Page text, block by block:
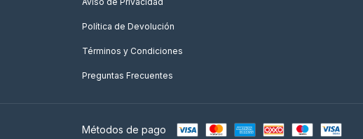
Política de Devolución
Términos y Condiciones
Preguntas Frecuentes
Métodos de pago